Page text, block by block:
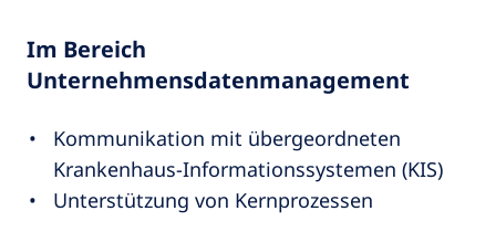
Im Bereich
Unternehmensdatenmanagement
Kommunikation mit übergeordneten
Krankenhaus-Informationssystemen (KIS)
Unterstützung von Kernprozessen